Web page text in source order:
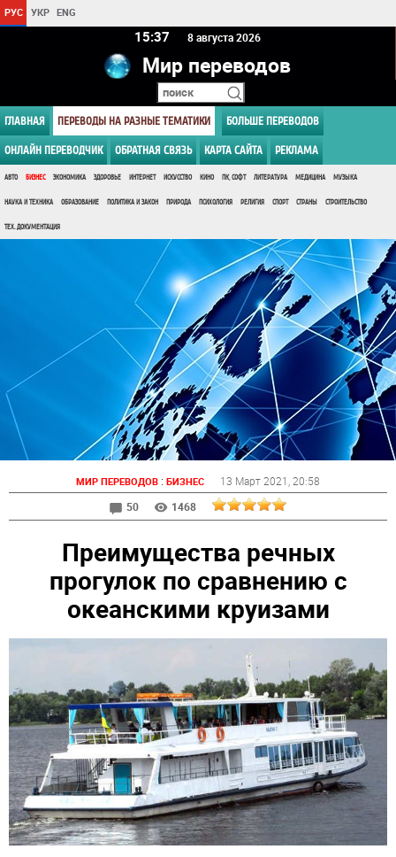
РУС УКР ENG
15 37 8 августа 2026
Мир переводов
ГЛАВНАЯ ПЕРЕВОДЫ НА РАЗНЫЕ ТЕМАТИКИ БОЛЬШЕ ПЕРЕВОДОВ
ОНЛАЙН ПЕРЕВОДЧИК ОБРАТНАЯ СВЯЗЬ КАРТА САЙТА РЕКЛАМА
АВТО БИЗНЕС ЭКОНОМИКА ЗДОРОВЬЕ ИНТЕРНЕТ ИСКУССТВО КИНО ПК, СОФТ ЛИТЕРАТУРА МЕДИЦИНА МУЗЫКА
НАУКА И ТЕХНИКА ОБРАЗОВАНИЕ ПОЛИТИКА И ЗАКОН ПРИРОДА ПСИХОЛОГИЯ РЕЛИГИЯ СПОРТ СТРАНЫ СТРОИТЕЛЬСТВО
ТЕХ. ДОКУМЕНТАЦИЯ
МИР ПЕРЕВОДОВ : БИЗНЕС 13 Март 2021 , 20:58
50
1468
Преимущества речных
прогулок по сравнению с
океанскими круизами